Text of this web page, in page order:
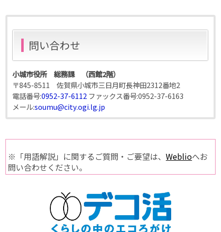
問い合わせ
小城市役所 総務課 （西館2階）
〒845-8511 佐賀県小城市三日月町長神田2312番地2
電話番号:0952-37-6112 ファックス番号:0952-37-6163
メール:soumu@city.ogi.lg.jp
※「用語解説」に関するご質問・ご要望は、Weblioへお
問い合わせください。